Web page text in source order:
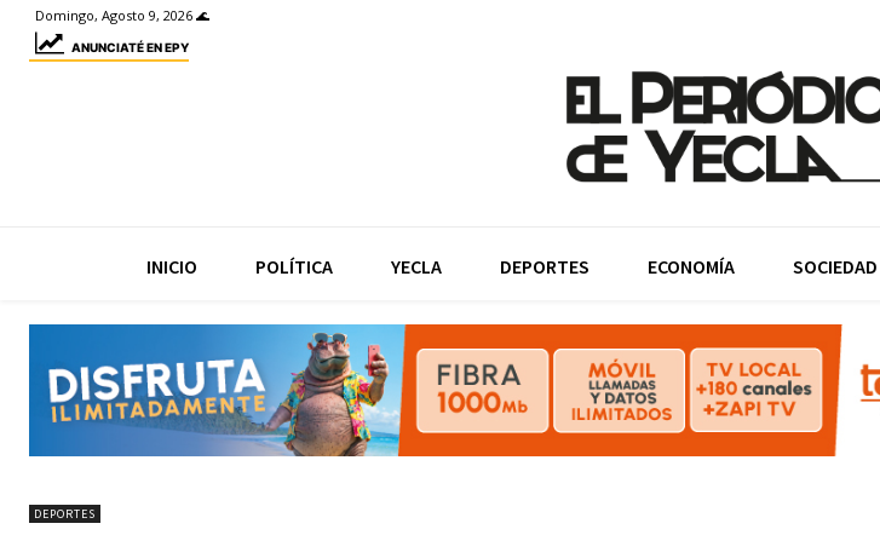
Domingo, Agosto 9, 2026 🌊
ANUNCIATÉ EN EPY
INICIO POLÍTICA YECLA DEPORTES ECONOMÍA SOCIEDAD
DEPORTES